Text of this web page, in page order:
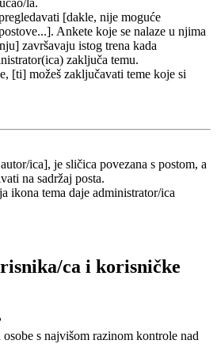
[dakle, nije moguće
Ankete koje se nalaze u njima
završavaju istog trena kada
zaključa temu.
[ti] možeš zaključavati teme koje si
ica], je sličica povezana s postom, a
na sadržaj posta.
ikona tema daje administrator/ica
ca i korisničke
s najvišom razinom kontrole nad